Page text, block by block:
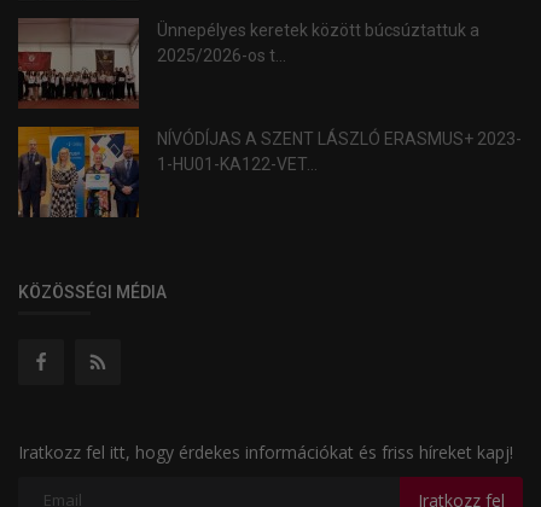
Ünnepélyes keretek között búcsúztattuk a
2025/2026-os t...
NÍVÓDÍJAS A SZENT LÁSZLÓ ERASMUS+ 2023-
1-HU01-KA122-VET...
KÖZÖSSÉGI MÉDIA
Iratkozz fel itt, hogy érdekes információkat és friss híreket kapj!
Iratkozz fel